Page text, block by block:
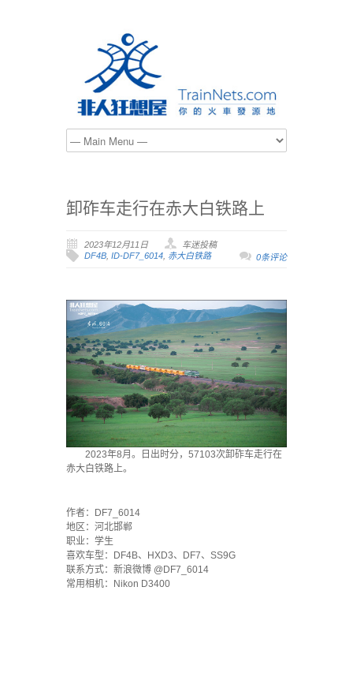
卸砟车走行在赤大白铁路上
2023年12月11日
车迷投稿
DF4B, ID-DF7_6014, 赤大白铁路 0条评论
2023年8月。日出时分，57103次卸砟车走行在
赤大白铁路上。
作者：DF7_6014
地区：河北邯郸
职业：学生
喜欢车型：DF4B、HXD3、DF7、SS9G
联系方式：新浪微博 @DF7_6014
常用相机：Nikon D3400